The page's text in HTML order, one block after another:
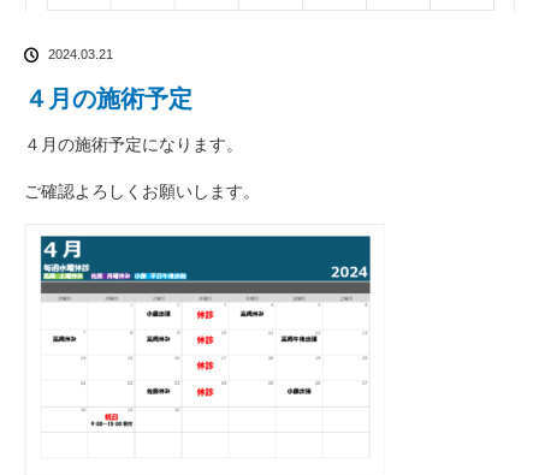
2024.03.21
４月の施術予定
４月の施術予定になります。
ご確認よろしくお願いします。